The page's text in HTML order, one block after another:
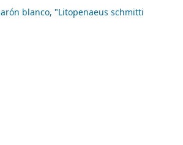
blanco, "Litopenaeus schmitti